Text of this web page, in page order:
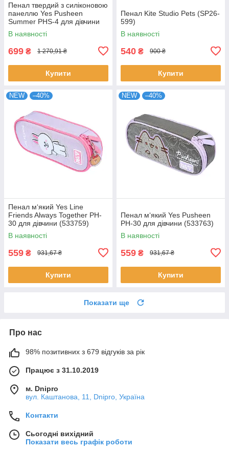
Пенал твердий з силіконовою
панеллю Yes Pusheen
Summer PHS-4 для дівчини
(533838)
В наявності
699 ₴ 1 270,91 ₴
Купити
Пенал Kite Studio Pets (SP26-
599)
В наявності
540 ₴ 900 ₴
Купити
NEW –40%
Пенал м‘який Yes Line
Friends Always Together PH-
30 для дівчини (533759)
В наявності
559 ₴ 931,67 ₴
Купити
NEW –40%
Пенал м‘який Yes Pusheen
PH-30 для дівчини (533763)
В наявності
559 ₴ 931,67 ₴
Купити
Показати ще
Про нас
98% позитивних з 679 відгуків за рік
Працює з 31.10.2019
м. Dnipro
вул. Каштанова, 11, Dnipro, Україна
Контакти
Сьогодні вихідний
Показати весь графік роботи